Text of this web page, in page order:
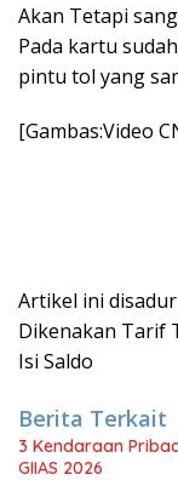
Akan Tetapi
Pada kartu
pintu tol yang
[Gambas:Video
Artikel ini
Dikenakan Tarif
Isi Saldo
Berita Terkait
3 Kendaraan
GIIAS 2026